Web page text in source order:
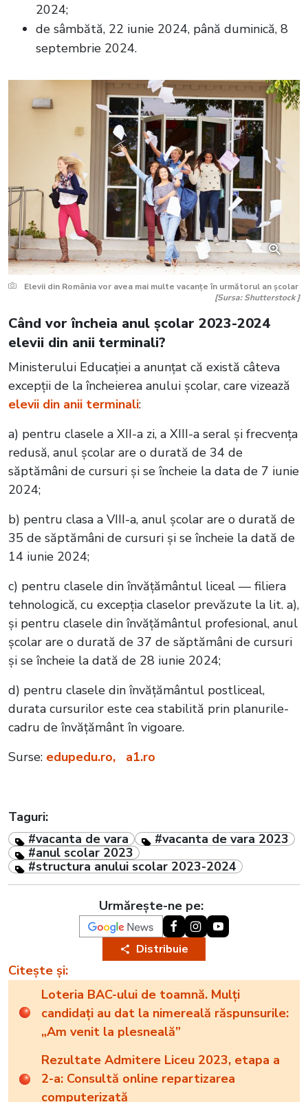
2024;
de sâmbătă, 22 iunie 2024, până duminică, 8
septembrie 2024.
Elevii din România vor avea mai multe vacanțe în următorul an școlar
[Sursa: Shutterstock ]
Când vor încheia anul școlar 2023-2024
elevii din anii terminali?
Ministerului Educației a anunțat că există câteva
excepții de la încheierea anului școlar, care vizează
elevii din anii terminali:
a) pentru clasele a XII-a zi, a XIII-a seral și frecvența
redusă, anul școlar are o durată de 34 de
săptămâni de cursuri și se încheie la data de 7 iunie
2024;
b) pentru clasa a VIII-a, anul școlar are o durată de
35 de săptămâni de cursuri și se încheie la dată de
14 iunie 2024;
c) pentru clasele din învățământul liceal — filiera
tehnologică, cu excepția claselor prevăzute la lit. a),
și pentru clasele din învățământul profesional, anul
școlar are o durată de 37 de săptămâni de cursuri
și se încheie la dată de 28 iunie 2024;
d) pentru clasele din învățământul postliceal,
durata cursurilor este cea stabilită prin planurile-
cadru de învățământ în vigoare.
Surse: edupedu.ro, a1.ro
Taguri:
#vacanta de vara
#vacanta de vara 2023
#anul scolar 2023
#structura anului scolar 2023-2024
Urmărește-ne pe:
Distribuie
Citește și:
Loteria BAC-ului de toamnă. Mulți
candidați au dat la nimereală răspunsurile:
„Am venit la plesneală”
Rezultate Admitere Liceu 2023, etapa a
2-a: Consultă online repartizarea
computerizată